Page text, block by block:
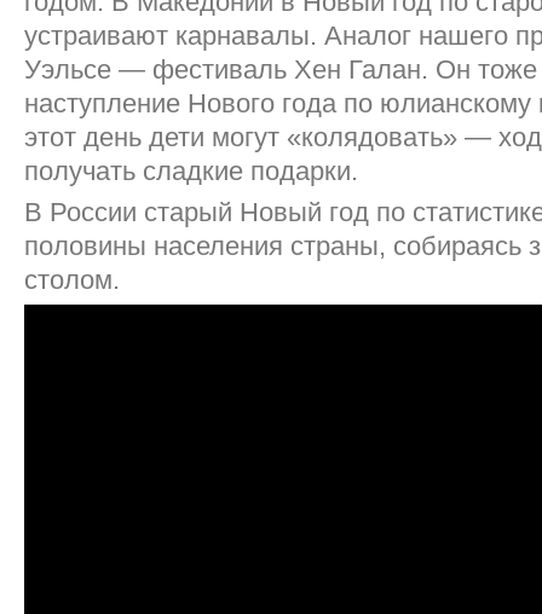
устраивают карнавалы. Аналог нашего
Уэльсе — фестиваль Хен Галан. Он тоже
наступление Нового года по
этот день дети могут «колядовать» —
получать сладкие подарки.
В России старый Новый год по
половины населения страны, собираясь
столом.